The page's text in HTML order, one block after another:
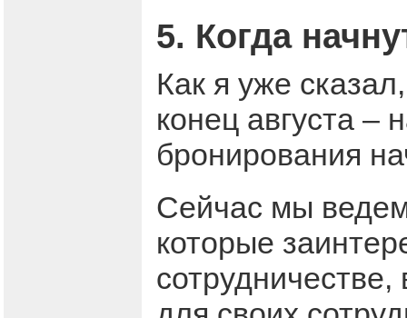
5. Когда
Как я уже
конец августа –
бронирования
Сейчас мы
которые